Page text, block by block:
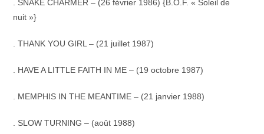
. SNAKE CHARMER – (26 février 1986) {B.O.F. « Soleil de
nuit »}
. THANK YOU GIRL – (21 juillet 1987)
. HAVE A LITTLE FAITH IN ME – (19 octobre 1987)
MEMPHIS IN THE MEANTIME – (21 janvier 1988)
. SLOW TURNING – (août 1988)